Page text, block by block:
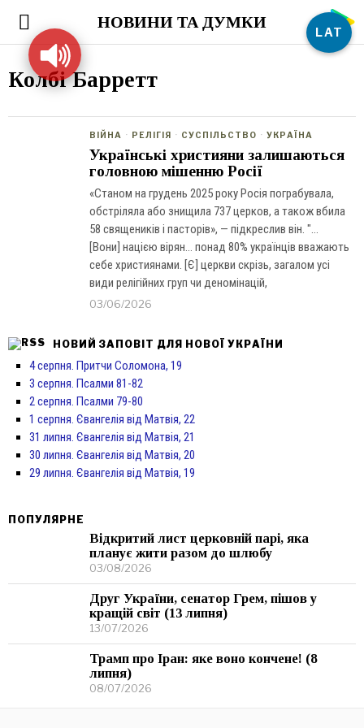
НОВИНИ ТА ДУМКИ
Колбі Барретт
ВІЙНА · РЕЛІГІЯ · СУСПІЛЬСТВО · УКРАЇНА
Українські християни залишаються
головною мішенню Росії
«Станом на грудень 2025 року Росія пограбувала,
обстріляла або знищила 737 церков, а також вбила
58 священиків і пасторів», — підкреслив він. "…
[Вони] нацією вірян… понад 80% українців вважають
себе християнами. [Є] церкви скрізь, загалом усі
види релігійних груп чи деномінацій,
03/06/2026
НОВИЙ ЗАПОВІТ ДЛЯ НОВОЇ УКРАЇНИ
4 серпня. Притчи Соломона, 19
3 серпня. Псалми 81-82
2 серпня. Псалми 79-80
1 серпня. Євангелія від Матвія, 22
31 липня. Євангелія від Матвія, 21
30 липня. Євангелія від Матвія, 20
29 липня. Євангелія від Матвія, 19
ПОПУЛЯРНЕ
Відкритий лист церковній парі, яка
планує жити разом до шлюбу
03/08/2026
Друг України, сенатор Грем, пішов у
кращій світ (13 липня)
13/07/2026
Трамп про Іран: яке воно кончене! (8
липня)
08/07/2026
LAT